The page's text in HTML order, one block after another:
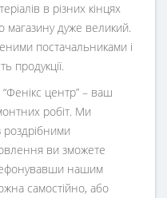
в різних кінцях
магазину дуже великий.
постачальниками і
продукції.
“Фенікс центр” – ваш
робіт. Ми
роздрібними
ви зможете
нашим
самостійно, або